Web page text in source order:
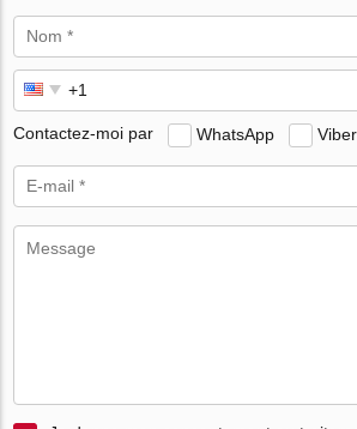
Contactez-moi par WhatsApp Viber